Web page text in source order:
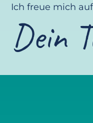
Ich freue mich
Dein